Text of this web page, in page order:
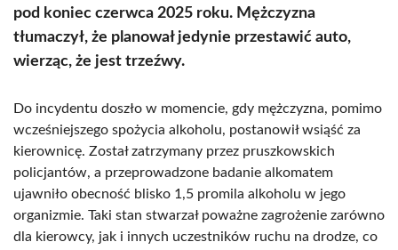
pod koniec czerwca 2025 roku. Mężczyzna
tłumaczył, że planował jedynie przestawić auto,
wierząc, że jest trzeźwy.
Do incydentu doszło w momencie, gdy mężczyzna, pomimo
wcześniejszego spożycia alkoholu, postanowił wsiąść za
kierownicę. Został zatrzymany przez pruszkowskich
policjantów, a przeprowadzone badanie alkomatem
ujawniło obecność blisko 1,5 promila alkoholu w jego
organizmie. Taki stan stwarzał poważne zagrożenie zarówno
dla kierowcy, jak i innych uczestników ruchu na drodze, co